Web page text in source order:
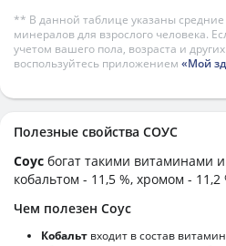
** В данной таблице указаны
минералов для взрослого человека.
учетом вашего пола, возраста и
воспользуйтесь приложением «Мой
Полезные свойства СОУС
Соус богат такими витаминами
кобальтом - 11,5 %, хромом - 11,2
Чем полезен Соус
Кобальт входит в состав